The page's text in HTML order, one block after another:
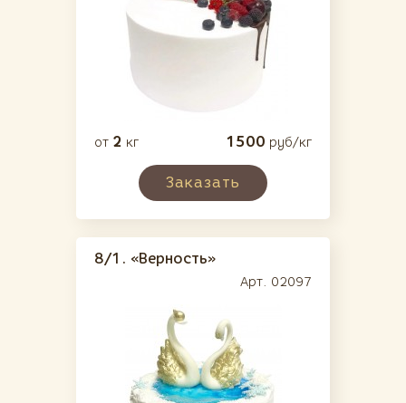
от 2 кг 1500 руб/кг
Заказать
8/1. «Верность»
Арт. 02097